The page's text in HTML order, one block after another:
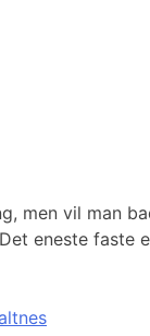
men vil man
eneste faste